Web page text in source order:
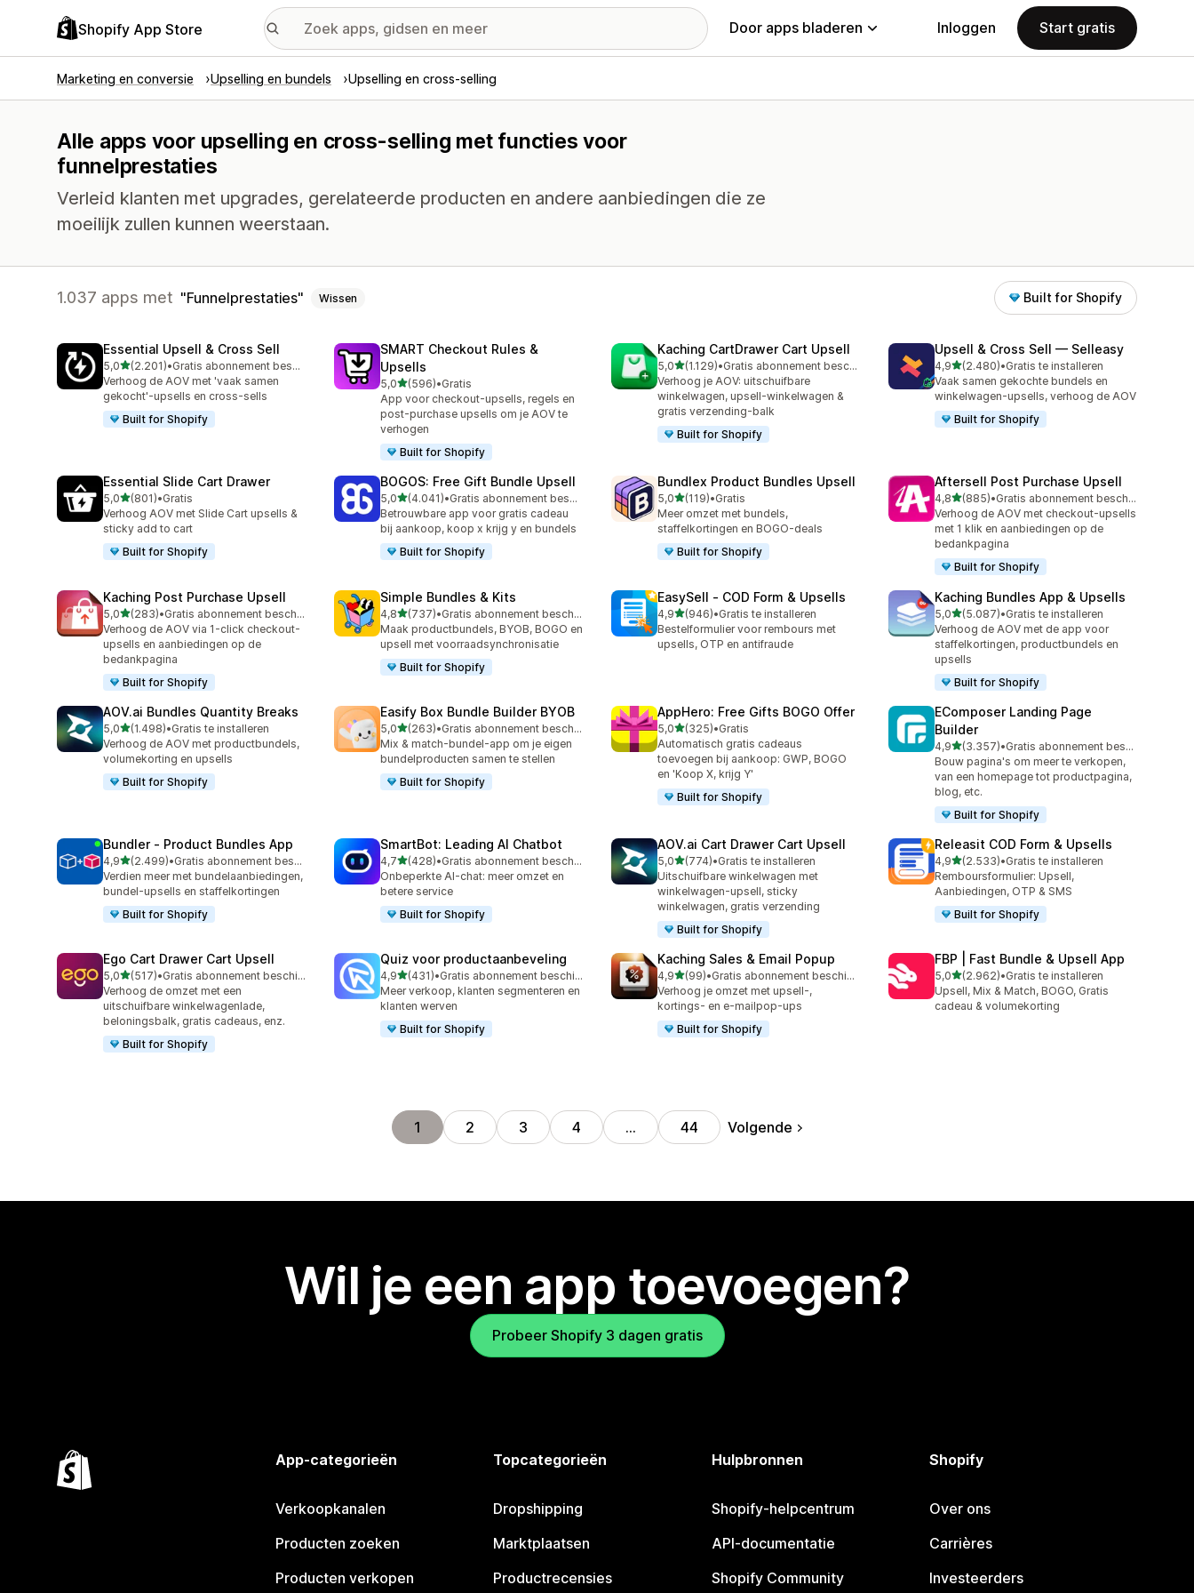
Shopify App Store Door apps bladeren Inloggen Start gratis
Marketing en conversie Upselling en bundels Upselling en cross-selling
Alle apps voor upselling en cross-selling met functies voor
funnelprestaties
Verleid klanten met upgrades, gerelateerde producten en andere aanbiedingen die ze
moeilijk zullen kunnen weerstaan.
1.037 apps met Funnelprestaties Wissen Built for Shopify
Essential Upsell & Cross Sell
5,0van 5 sterren
(2.201)
2201 recensies in totaal
•
Gratis abonnement beschikbaar
Verhoog de AOV met 'vaak samen
gekocht'-upsells en cross-sells
Built for Shopify
SMART Checkout Rules &
Upsells
5,0van 5 sterren
(596)
596 recensies in totaal
•Gratis
App voor checkout-upsells, regels en
post-purchase upsells om je AOV te
verhogen
Built for Shopify
Kaching CartDrawer Cart Upsell
5,0van 5 sterren
(1.129)
1129 recensies in totaal
•
Gratis abonnement beschikbaar
Verhoog je AOV: uitschuifbare
winkelwagen, upsell-winkelwagen &
gratis verzending-balk
Built for Shopify
Upsell & Cross Sell — Selleasy
4,9van 5 sterren
(2.480)
2480 recensies in totaal
•Gratis te installeren
Vaak samen gekochte bundels en
winkelwagen-upsells, verhoog de AOV
Built for Shopify
Essential Slide Cart Drawer
5,0van 5 sterren
(801)
801 recensies in totaal
•Gratis
Verhoog AOV met Slide Cart upsells &
sticky add to cart
Built for Shopify
BOGOS: Free Gift Bundle Upsell
5,0van 5 sterren
(4.041)
4041 recensies in totaal
•
Gratis abonnement beschikbaar
Betrouwbare app voor gratis cadeau
bij aankoop, koop x krijg y en bundels
Built for Shopify
Bundlex Product Bundles Upsell
5,0van 5 sterren
(119)
119 recensies in totaal
•Gratis
Meer omzet met bundels,
staffelkortingen en BOGO-deals
Built for Shopify
Aftersell Post Purchase Upsell
4,8van 5 sterren
(885)
885 recensies in totaal
•
Gratis abonnement beschikbaar
Verhoog de AOV met checkout-upsells
met 1 klik en aanbiedingen op de
bedankpagina
Built for Shopify
Kaching Post Purchase Upsell
5,0van 5 sterren
(283)
283 recensies in totaal
•
Gratis abonnement beschikbaar
Verhoog de AOV via 1-click checkout-
upsells en aanbiedingen op de
bedankpagina
Built for Shopify
Simple Bundles & Kits
4,8van 5 sterren
(737)
737 recensies in totaal
•
Gratis abonnement beschikbaar
Maak productbundels, BYOB, BOGO en
upsell met voorraadsynchronisatie
Built for Shopify
EasySell ‑ COD Form & Upsells
4,9van 5 sterren
(946)
946 recensies in totaal
•Gratis te installeren
Bestelformulier voor rembours met
upsells, OTP en antifraude
Kaching Bundles App & Upsells
5,0van 5 sterren
(5.087)
5087 recensies in totaal
•Gratis te installeren
Verhoog de AOV met de app voor
staffelkortingen, productbundels en
upsells
Built for Shopify
AOV.ai Bundles Quantity Breaks
5,0van 5 sterren
(1.498)
1498 recensies in totaal
•Gratis te installeren
Verhoog de AOV met productbundels,
volumekorting en upsells
Built for Shopify
Easify Box Bundle Builder BYOB
5,0van 5 sterren
(263)
263 recensies in totaal
•
Gratis abonnement beschikbaar
Mix & match-bundel-app om je eigen
bundelproducten samen te stellen
Built for Shopify
AppHero: Free Gifts BOGO Offer
5,0van 5 sterren
(325)
325 recensies in totaal
•Gratis
Automatisch gratis cadeaus
toevoegen bij aankoop: GWP, BOGO
en 'Koop X, krijg Y'
Built for Shopify
EComposer Landing Page
Builder
4,9van 5 sterren
(3.357)
3357 recensies in totaal
•
Gratis abonnement beschikbaar
Bouw pagina's om meer te verkopen,
van een homepage tot productpagina,
blog, etc.
Built for Shopify
Bundler ‑ Product Bundles App
4,9van 5 sterren
(2.499)
2499 recensies in totaal
•
Gratis abonnement beschikbaar
Verdien meer met bundelaanbiedingen,
bundel-upsells en staffelkortingen
Built for Shopify
SmartBot: Leading AI Chatbot
4,7van 5 sterren
(428)
428 recensies in totaal
•
Gratis abonnement beschikbaar
Onbeperkte AI-chat: meer omzet en
betere service
Built for Shopify
AOV.ai Cart Drawer Cart Upsell
5,0van 5 sterren
(774)
774 recensies in totaal
•Gratis te installeren
Uitschuifbare winkelwagen met
winkelwagen-upsell, sticky
winkelwagen, gratis verzending
Built for Shopify
Releasit COD Form & Upsells
4,9van 5 sterren
(2.533)
2533 recensies in totaal
•Gratis te installeren
Remboursformulier: Upsell,
Aanbiedingen, OTP & SMS
Built for Shopify
Ego Cart Drawer Cart Upsell
5,0van 5 sterren
(517)
517 recensies in totaal
•
Gratis abonnement beschikbaar
Verhoog de omzet met een
uitschuifbare winkelwagenlade,
beloningsbalk, gratis cadeaus, enz.
Built for Shopify
Quiz voor productaanbeveling
4,9van 5 sterren
(431)
431 recensies in totaal
•
Gratis abonnement beschikbaar
Meer verkoop, klanten segmenteren en
klanten werven
Built for Shopify
Kaching Sales & Email Popup
4,9van 5 sterren
(99)
99 recensies in totaal
•
Gratis abonnement beschikbaar
Verhoog je omzet met upsell-,
kortings- en e-mailpop-ups
Built for Shopify
FBP | Fast Bundle & Upsell App
5,0van 5 sterren
(2.962)
2962 recensies in totaal
•Gratis te installeren
Upsell, Mix & Match, BOGO, Gratis
cadeau & volumekorting
1 2 3 4 … 44 Volgende
Wil je een app toevoegen?
Probeer Shopify 3 dagen gratis
App-categorieën
Verkoopkanalen
Producten zoeken
Producten verkopen
Topcategorieën
Dropshipping
Marktplaatsen
Productrecensies
Hulpbronnen
Shopify-helpcentrum
API-documentatie
Shopify Community
Shopify
Over ons
Carrières
Investeerders